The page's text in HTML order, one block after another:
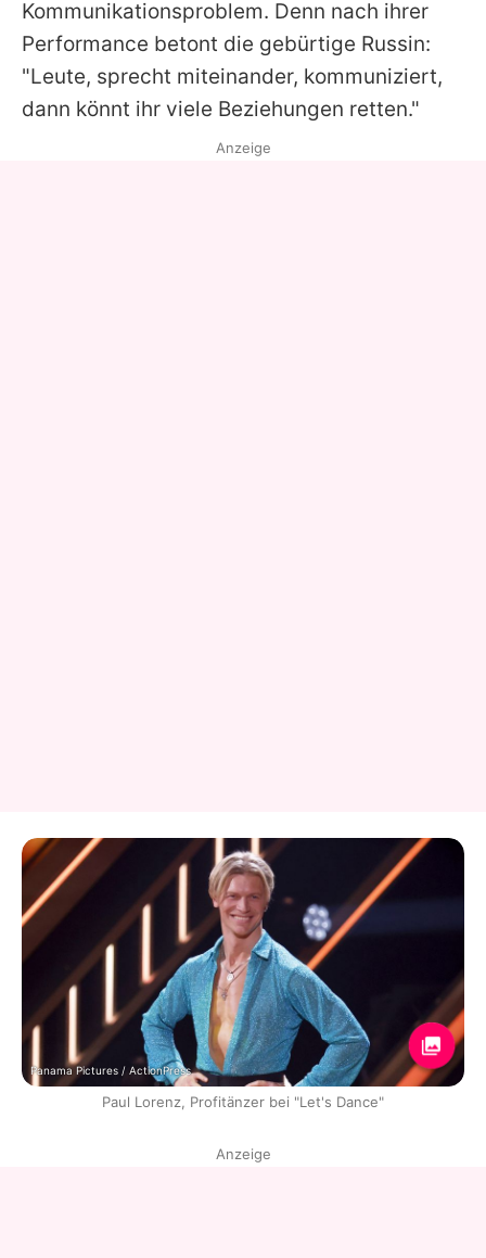
Kommunikationsproblem. Denn nach ihrer
Performance betont die gebürtige Russin:
"Leute, sprecht miteinander, kommuniziert,
dann könnt ihr viele Beziehungen retten."
Anzeige
Panama Pictures / ActionPress
Paul Lorenz, Profitänzer bei "Let's Dance"
Anzeige